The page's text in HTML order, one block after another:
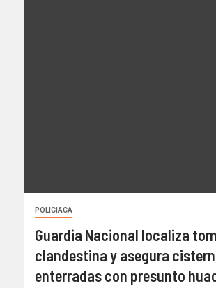
POLICIACA
Guardia Nacional localiza
clandestina y asegura
enterradas con presunto